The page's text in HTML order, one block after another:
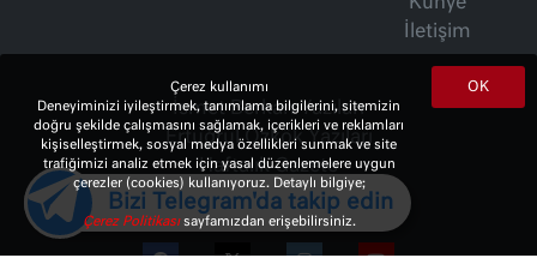
Künye
İletişim
İsmet Berkan Yazıları
Ertuğrul Özkök Yazıları
Haftalık Gazete
OK
Çerez kullanımı
Deneyiminizi iyileştirmek, tanımlama bilgilerini, sitemizin
doğru şekilde çalışmasını sağlamak, içerikleri ve reklamları
kişiselleştirmek, sosyal medya özellikleri sunmak ve site
trafiğimizi analiz etmek için yasal düzenlemelere uygun
çerezler (cookies) kullanıyoruz. Detaylı bilgiye;
Çerez Politikasısayfamızdan erişebilirsiniz.
Bizi Telegram'da takip edin